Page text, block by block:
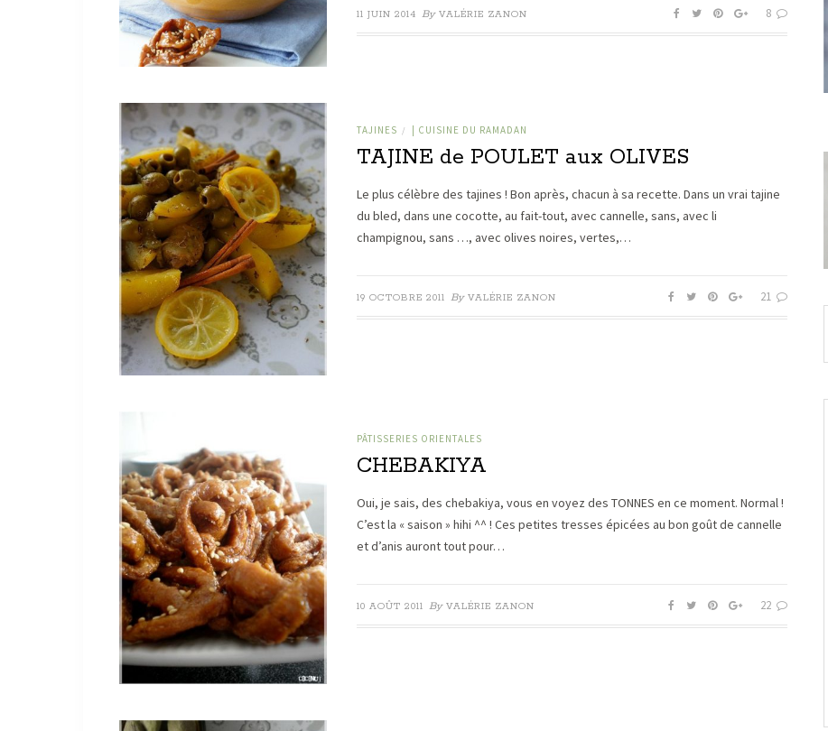
11 JUIN 2014 By VALÉRIE ZANON 8
TAJINES / | CUISINE DU RAMADAN
TAJINE de POULET aux OLIVES
Le plus célèbre des tajines ! Bon après, chacun à sa recette. Dans un vrai tajine
du bled, dans une cocotte, au fait-tout, avec cannelle, sans, avec li
champignou, sans …, avec olives noires, vertes,…
19 OCTOBRE 2011 By VALÉRIE ZANON 21
PÂTISSERIES ORIENTALES
CHEBAKIYA
Oui, je sais, des chebakiya, vous en voyez des TONNES en ce moment. Normal !
C’est la « saison » hihi ^^ ! Ces petites tresses épicées au bon goût de cannelle
et d’anis auront tout pour…
10 AOÛT 2011 By VALÉRIE ZANON 22